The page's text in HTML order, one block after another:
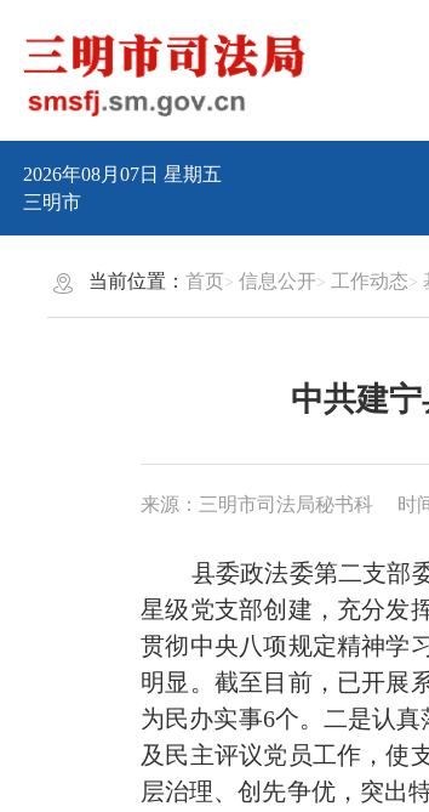
2026年08月07日星期五
三明市
当前位置：首页 信息公开 工作动态
中共建
来源：三明市司法局秘书科 时
县委政法委第二支部委
星级党支部创建，充分发
贯彻中央八项规定精神学
明显。截至目前，已开展
为民办实事6个。 二是认真
及民主评议党员工作，使
层治理、创先争优，突出